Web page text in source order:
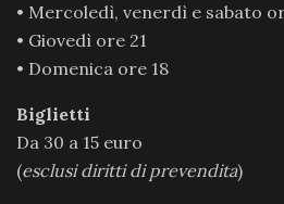
• Mercoledì, venerdì e sabato
• Giovedì ore 21
• Domenica ore 18
Biglietti
Da 30 a 15 euro
(esclusi diritti di prevendita)